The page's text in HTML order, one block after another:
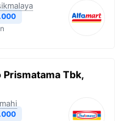
Prismatama Tbk,